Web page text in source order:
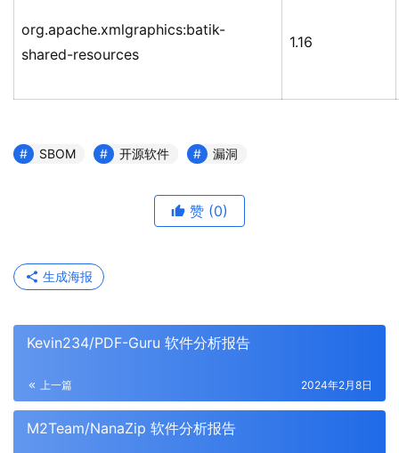
org.apache.xmlgraphics:batik-
shared-resources
1.16
SBOM 开源软件 漏洞
赞 (0)
生成海报
Kevin234/PDF-Guru 软件分析报告
上一篇 2024年2月8日
M2Team/NanaZip 软件分析报告